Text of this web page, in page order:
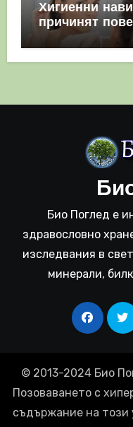
Хигиенни
причинят
полза
Био Поглед е
здравословно
изследвания в
минерали,
© 2013-2024 Био
Позоваването с
съдържание на този